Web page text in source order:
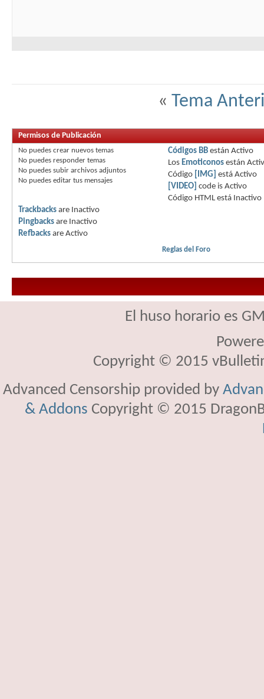
« Tema
Permisos de Publicación
No puedes crear nuevos temas
No puedes responder temas
No puedes subir archivos adjuntos
No puedes editar tus mensajes
Códigos BB están Activo
Los Emoticonos están
Código [IMG] está Activo
[VIDEO] code is Activo
Código HTML está Inactivo
Trackbacks are Inactivo
Pingbacks are Inactivo
Refbacks are Activo
Reglas del Foro
El huso horario es
Copyright © 2015
Advanced Censorship provided by
& Addons Copyright © 2015